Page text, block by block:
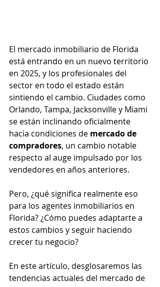
El mercado inmobiliario de Florida
está entrando en un nuevo territorio
en 2025, y los profesionales del
sector en todo el estado están
sintiendo el cambio. Ciudades como
Orlando, Tampa, Jacksonville y Miami
se están inclinando oficialmente
hacia condiciones de mercado de
compradores, un cambio notable
respecto al auge impulsado por los
vendedores en años anteriores.
Pero, ¿qué significa realmente eso
para los agentes inmobiliarios en
Florida? ¿Cómo puedes adaptarte a
estos cambios y seguir haciendo
crecer tu negocio?
En este artículo, desglosaremos las
tendencias actuales del mercado de